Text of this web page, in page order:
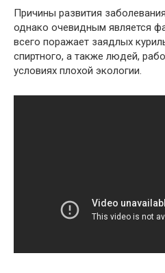
Причины развития
однако очевидным является
всего поражает заядлых
спиртного, а также людей,
условиях плохой экологии.